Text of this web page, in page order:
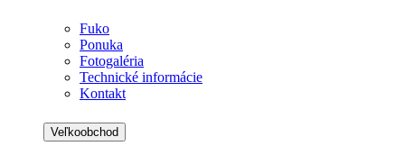
Fuko
Ponuka
Fotogaléria
Technické informácie
Kontakt
Veľkoobchod